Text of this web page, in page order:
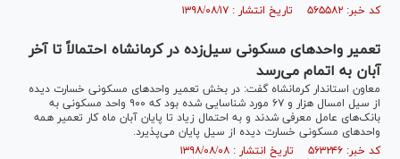
کد خبر: ۵۶۵۵۸۲ تاریخ انتشار : ۱۳۹۸/۰۸/۱۷
تعمیر واحدهای مسکونی سیل‌زده در کرمانشاه احتمالاً تا آخر
آبان به اتمام می‌رسد
معاون استاندار کرمانشاه گفت: در بخش تعمیر واحدهای مسکونی خسارت دیده
از سیل امسال هزار و ۶۷ مورد شناسایی شده بود که ۹۰۰ واحد مسکونی به
بانک‌های عامل معرفی شدند و به احتمال زیاد تا پایان آبان ماه کار تعمیر همه
واحدهای مسکونی خسارت دیده از سیل پایان می‌پذیرد.
کد خبر: ۵۶۳۲۴۶ تاریخ انتشار : ۱۳۹۸/۰۸/۰۸